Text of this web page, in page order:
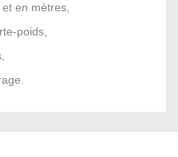
en mètres,
poids,